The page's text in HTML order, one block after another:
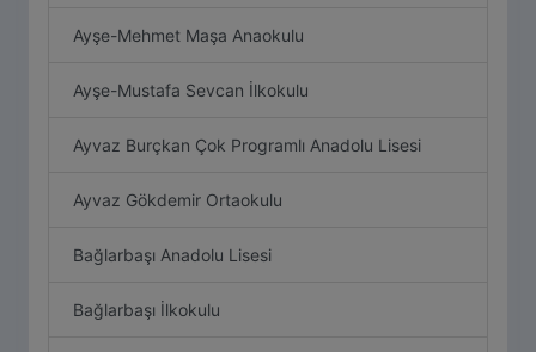
Ayşe-Mehmet Maşa Anaokulu
Ayşe-Mustafa Sevcan İlkokulu
Ayvaz Burçkan Çok Programlı Anadolu Lisesi
Ayvaz Gökdemir Ortaokulu
Bağlarbaşı Anadolu Lisesi
Bağlarbaşı İlkokulu